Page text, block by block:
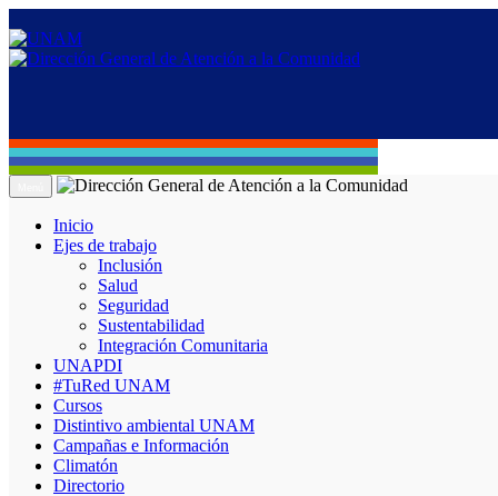
Inicio
Ejes de trabajo
Inclusión
Salud
Seguridad
Sustentabilidad
Integración Comunitaria
UNAPDI
#TuRed UNAM
Cursos
Distintivo ambiental UNAM
Campañas e Información
Climatón
Directorio